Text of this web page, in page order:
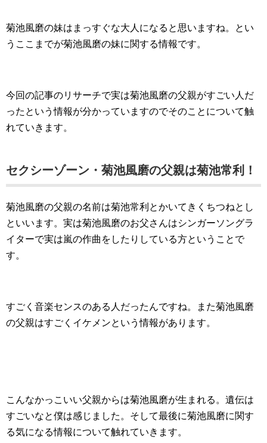
菊池風磨の妹はまっすぐな大人になると思いますね。とい
うここまでが菊池風磨の妹に関する情報です。
今回の記事のリサーチで実は菊池風磨の父親がすごい人だ
ったという情報が分かっていますのでそのことについて触
れていきます。
セクシーゾーン・菊池風磨の父親は菊池常利！
菊池風磨の父親の名前は菊池常利とかいてきくちつねとし
といいます。実は菊池風磨のお父さんはシンガーソングラ
イターで実は嵐の作曲をしたりしている方ということで
す。
すごく音楽センスのある人だったんですね。また菊池風磨
の父親はすごくイケメンという情報があります。
こんなかっこいい父親からは菊池風磨が生まれる。遺伝は
すごいなと僕は感じました。そして最後に菊池風磨に関す
る気になる情報について触れていきます。